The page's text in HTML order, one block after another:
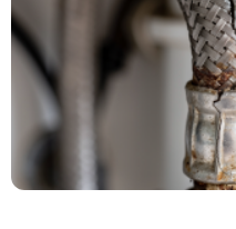
Încheiem contract, fixăm
costul și termenele
Oferim garanție reală
toate lucrările executate.
Materiale cu reducere
reduceri la materialele de
construcție și finisaj prin
furnizorii noștri. Raport